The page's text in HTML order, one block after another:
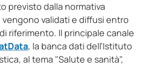
previsto dalla normativa
validati e diffusi entro
riferimento. Il principale canale
, la banca dati dell'Istituto
al tema "Salute e sanità",